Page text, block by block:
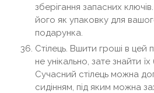
зберігання запасних
його як упаковку для
подарунка.
Стілець. Вшити гроші в цей
не унікально, зате знайти
Сучасний стілець можна
сидінням, під яким можна